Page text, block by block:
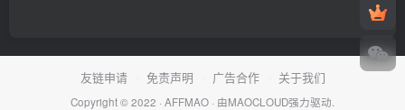
友链申请 免责声明 广告合作 关于我们
Copyright © 2022 · AFFMAO · 由MAOCLOUD强力驱动.